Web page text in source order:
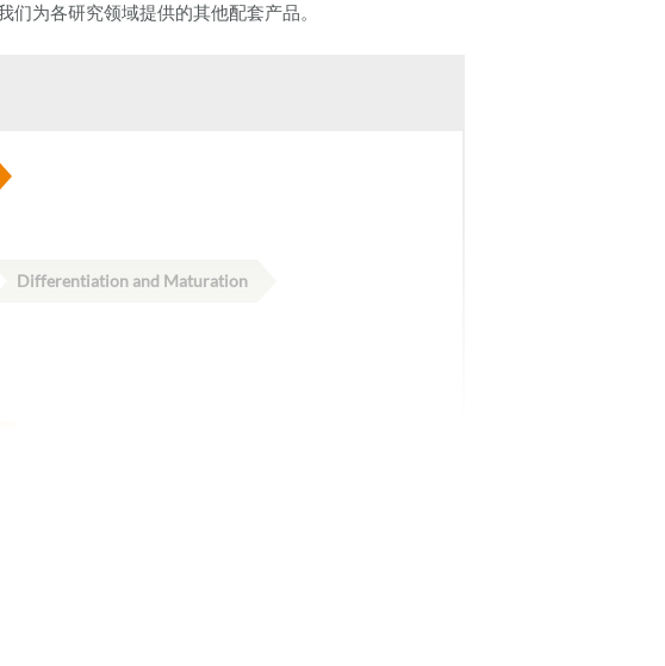
为各研究领域提供的其他配套产品。
Differentiation and Maturation